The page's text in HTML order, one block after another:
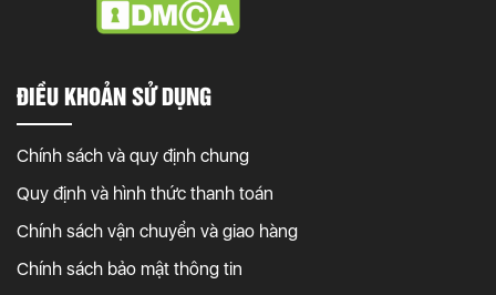
ĐIỀU KHOẢN SỬ DỤNG
Chính sách và quy định chung
Quy định và hình thức thanh toán
Chính sách vận chuyển và giao hàng
Chính sách bảo mật thông tin